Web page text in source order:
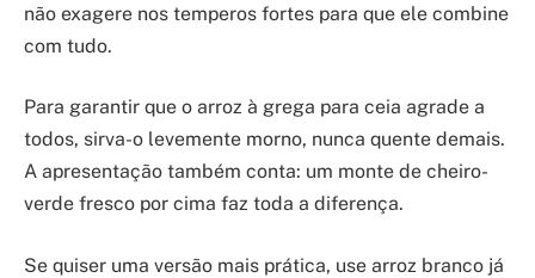
não exagere nos temperos fortes para que ele combine
com tudo.
Para garantir que o arroz à grega para ceia agrade a
todos, sirva-o levemente morno, nunca quente demais.
A apresentação também conta: um monte de cheiro-
verde fresco por cima faz toda a diferença.
Se quiser uma versão mais prática, use arroz branco já